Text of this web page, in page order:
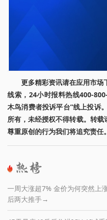
更多精彩资讯请在应用市场
线索，24小时报料热线400-
木鸟消费者投诉平台”线上投诉
所有，未经授权不得转载。转
尊重原创的行为我们将追究责任。
一周大涨超7% 金价为何突然上
后两大推手→